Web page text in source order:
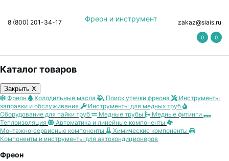
Фреон и инструмент
8 (800) 201-34-17 zakaz@siais.ru
0 0
Каталог товаров
Закрыть X
Фреон
Холодильные масла Поиск утечки фреона
Инструменты
заправки и обслуживания
Инструменты для медных труб
Оборудование для пайки труб
Медные трубы
Медные фитинги
Теплоизоляция
Автоматика и линейные компоненты
Монтажно‑сервисные компоненты
Химические компоненты
Компоненты и инструменты для автокондиционеров
Фреон